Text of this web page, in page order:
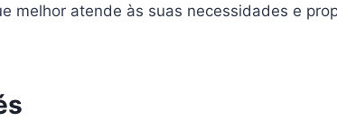
melhor atende às suas necessidades e